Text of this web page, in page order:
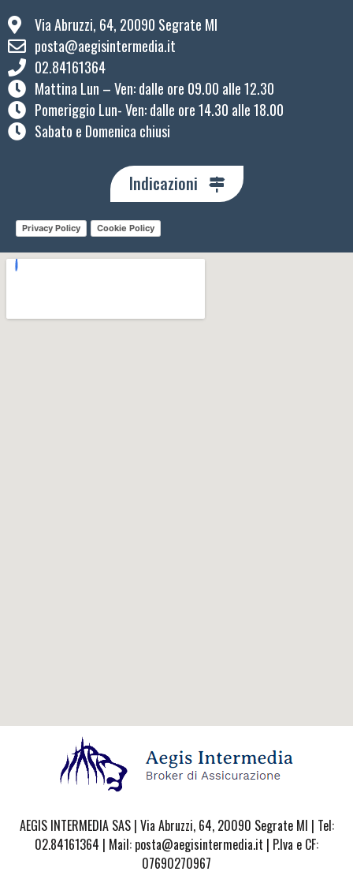
Via Abruzzi, 64, 20090 Segrate MI
posta@aegisintermedia.it
02.84161364
Mattina Lun – Ven: ​dalle ore 09.00 alle 12.30
Pomeriggio Lun- Ven: dalle ore 14.30 alle 18.00
Sabato e Domenica chiusi
Indicazioni
Privacy Policy Cookie Policy
AEGIS INTERMEDIA SAS | Via Abruzzi, 64, 20090 Segrate MI | Tel:
02.84161364 | Mail: posta@aegisintermedia.it | P.Iva e CF:
07690270967